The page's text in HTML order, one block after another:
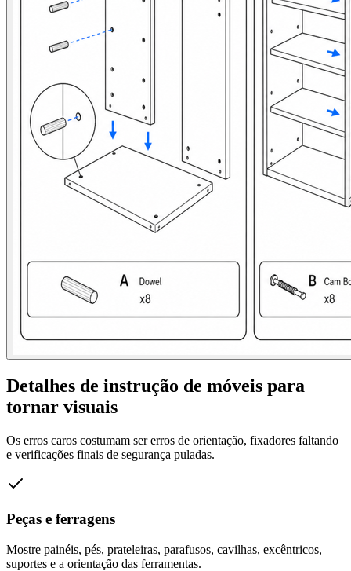
Detalhes de instrução de móveis para
tornar visuais
Os erros caros costumam ser erros de orientação, fixadores faltando
e verificações finais de segurança puladas.
Peças e ferragens
Mostre painéis, pés, prateleiras, parafusos, cavilhas, excêntricos,
suportes e a orientação das ferramentas.